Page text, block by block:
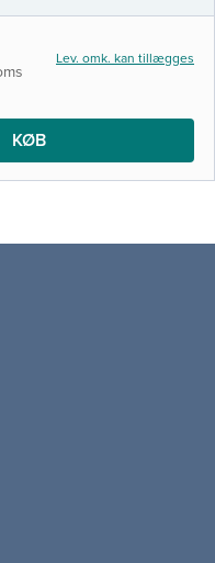
fokuserer mere
Lev. omk. kan tillægges
KØB